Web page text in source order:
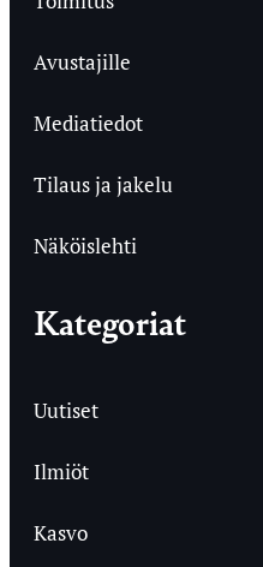
Avustajille
Mediatiedot
Tilaus ja jakelu
Näköislehti
Kategoriat
Uutiset
Ilmiöt
Kasvo